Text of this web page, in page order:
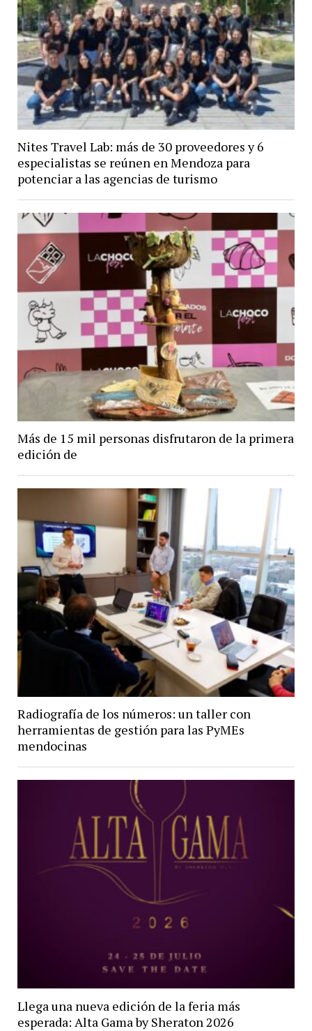
Nites Travel Lab: más de 30 proveedores y 6
especialistas se reúnen en Mendoza para
potenciar a las agencias de turismo
Más de 15 mil personas disfrutaron de la primera
edición de
Radiografía de los números: un taller con
herramientas de gestión para las PyMEs
mendocinas
Llega una nueva edición de la feria más
esperada: Alta Gama by Sheraton 2026